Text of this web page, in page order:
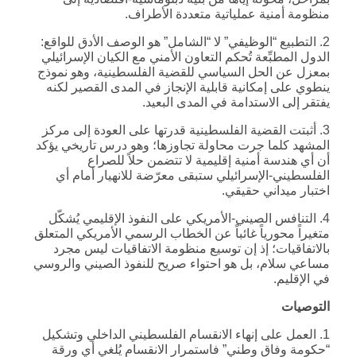
منظومة أمنية عملياتية متعددة الأطراف.
2. التطبيع “الوظيفي” لا “الشامل” هو الوصف الأدق للواقع:
الدول المطبِّعة تُحكم التعاون الأمني مع الكيان الإسرائيلي
بمعزل عن الحل السياسي للقضية الفلسطينية، وهو نموذج
ينطوي على إمكانية قابلية الإنجاز في المدى القصير لكنه
يفتقر إلى الاستدامة في المدى البعيد.
3. أثبتت القضية الفلسطينية قدرتها على العودة إلى مركز
المشهد كلما جرت محاولة تجاوزها؛ وهو درس تاريخي يؤكد
أن أي هندسة أمنية إقليمية لا تتضمن حلاً للصراع
الفلسطيني-الإسرائيلي ستبقى معرّضة للانهيار أمام أي
اختبار ميداني حقيقي.
4. التنافس الصيني-الأمريكي على النفوذ الإقليمي يُشكّل
متغيراً محورياً غائباً عن الخطاب الرسمي الأمريكي المتعلق
بالاتفاقيات؛ إذ إن توسيع منظومة الاتفاقيات ليس مجرد
مساعي سلام، بل هو احتواء صريح للنفوذ الصيني والروسي
في الإقليم.
التوصيات
1. العمل على إنهاء الانقسام الفلسطيني الداخلي وتشكيل
“حكومة وفاق وطني” فاستمرار الانقسام يُلغي أي ورقة